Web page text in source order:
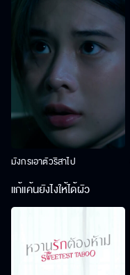
มังกรเอาตัวริสาไป
แก้แค้นยังไงให้ได้ผัว